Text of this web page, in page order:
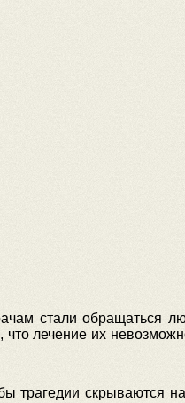
стали обращаться
лечение их
скрываются